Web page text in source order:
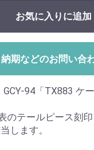
お気に入りに追加
納期などのお問い合
94「TX883 ケ
のテールピース刻
します。